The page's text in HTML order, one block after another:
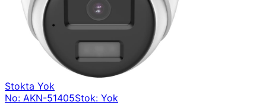
Stokta Yok
No: AKN-51405Stok: Yok